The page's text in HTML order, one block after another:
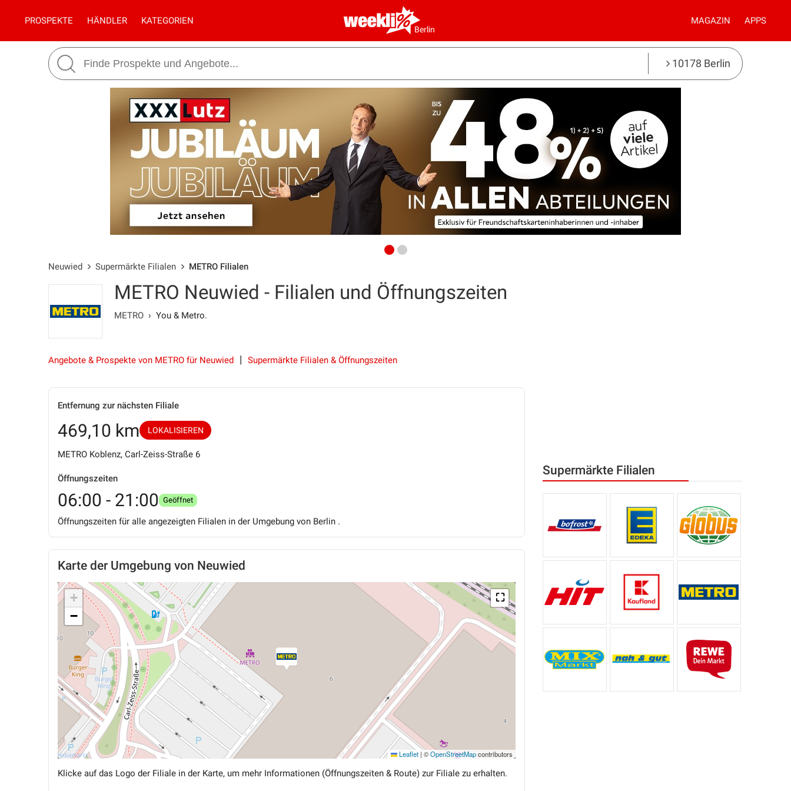
Berlin
PROSPEKTE HÄNDLER KATEGORIEN MAGAZIN APPS
10178 Berlin
Neuwied Supermärkte Filialen METRO Filialen
Supermärkte Filialen
METRO Neuwied - Filialen und Öffnungszeiten
METRO › You & Metro.
Angebote & Prospekte von METRO für Neuwied Supermärkte Filialen & Öffnungszeiten
Entfernung zur nächsten Filiale
469,10 km LOKALISIEREN
METRO Koblenz, Carl-Zeiss-Straße 6
Öffnungszeiten
06:00 - 21:00 Geöffnet
Öffnungszeiten für alle angezeigten Filialen in der Umgebung von Berlin .
Karte der Umgebung von Neuwied
⛶
+
−
Leaflet | ©OpenStreetMapcontributors
Klicke auf das Logo der Filiale in der Karte, um mehr Informationen (Öffnungszeiten & Route) zur Filiale zu erhalten.